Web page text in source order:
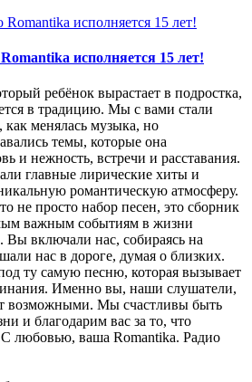
исполняется 15 лет!
ребёнок вырастает в подростка,
в традицию. Мы с вами стали
как менялась музыка, но
темы, которые она
и нежность, встречи и расставания.
главные лирические хиты и
романтическую атмосферу.
не просто набор песен, это сборник
важным событиям в жизни
Вы включали нас, собираясь на
нас в дороге, думая о близких.
ту самую песню, которая вызывает
Именно вы, наши слушатели,
возможными. Мы счастливы быть
и благодарим вас за то, что
С любовью, ваша Romantika. Радио